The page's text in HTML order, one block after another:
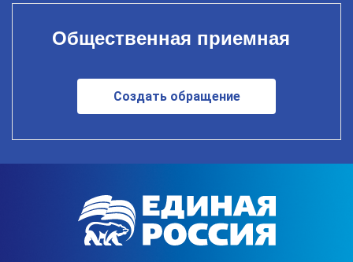
Общественная приемная
Создать обращение